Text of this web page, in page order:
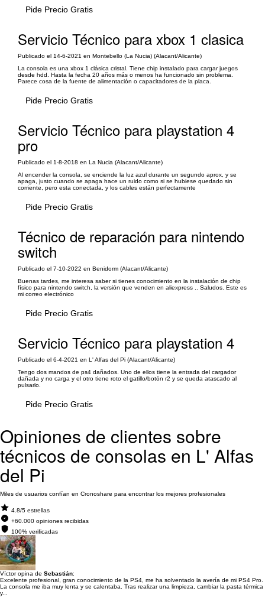
Pide Precio Gratis
Servicio Técnico para xbox 1 clasica
Publicado el 14-6-2021 en Montebello (La Nucia) (Alacant/Alicante)
La consola es una xbox 1 clásica cristal. Tiene chip instalado para cargar juegos
desde hdd. Hasta la fecha 20 años más o menos ha funcionado sin problema.
Parece cosa de la fuente de alimentación o capacitadores de la placa.
Pide Precio Gratis
Servicio Técnico para playstation 4
pro
Publicado el 1-8-2018 en La Nucia (Alacant/Alicante)
Al encender la consola, se enciende la luz azul durante un segundo aprox, y se
apaga, justo cuando se apaga hace un ruido como si se hubiese quedado sin
corriente, pero esta conectada, y los cables están perfectamente
Pide Precio Gratis
Técnico de reparación para nintendo
switch
Publicado el 7-10-2022 en Benidorm (Alacant/Alicante)
Buenas tardes, me interesa saber si tienes conocimiento en la instalación de chip
físico para nintendo switch, la versión que venden en aliexpress .. Saludos. Este es
mi correo electrónico
Pide Precio Gratis
Servicio Técnico para playstation 4
Publicado el 6-4-2021 en L' Alfas del Pi (Alacant/Alicante)
Tengo dos mandos de ps4 dañados. Uno de ellos tiene la entrada del cargador
dañada y no carga y el otro tiene roto el gatillo/botón r2 y se queda atascado al
pulsarlo.
Pide Precio Gratis
Opiniones de clientes sobre
técnicos de consolas en L' Alfas
del Pi
Miles de usuarios confían en Cronoshare para encontrar los mejores profesionales
4.8/5 estrellas
+60.000 opiniones recibidas
100% verificadas
Víctor opina de Sebastián:
Excelente profesional, gran conocimiento de la PS4, me ha solventado la avería de mi PS4 Pro.
La consola me iba muy lenta y se calentaba. Tras realizar una limpieza, cambiar la pasta térmica
y...